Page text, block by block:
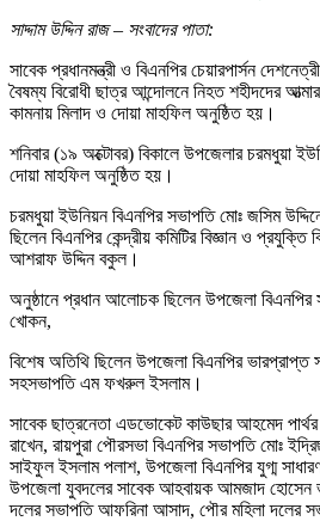
সাদ্দাম উদ্দিন রাজ – সংবাদের পাতা:
সাবেক প্রধানমন্ত্রী ও বিএনপির চেয়ারপার্সন
বৈষম্য বিরোধী ছাত্র আন্দোলনে নিহত শহীদদের
কামনায় মিলাদ ও দোয়া মাহফিল অনুষ্ঠিত হয়।
শনিবার (১৯ অক্টোবর) বিকালে উপজেলার চরমধুয়া
দোয়া মাহফিল অনুষ্ঠিত হয়।
চরমধুয়া ইউনিয়ন বিএনপির সভাপতি মোঃ জসিম
ছিলেন বিএনপির কেন্দ্রীয় কমিটির বিজ্ঞান ও প্রযুক্তি
আশরাফ উদ্দিন বকুল।
অনুষ্ঠানে প্রধান আলোচক ছিলেন উপজেলা বিএনপির
খোকন,
বিশেষ অতিথি ছিলেন উপজেলা বিএনপির
সহসভাপতি এম ফখরুল ইসলাম।
সাবেক ছাত্রনেতা এডভোকেট কাউছার আহমেদ
রাখেন, রায়পুরা পৌরসভা বিএনপির সভাপতি মোঃ
সাইফুল ইসলাম পলাশ, উপজেলা বিএনপির যুগ্ম সাধারণ
উপজেলা যুবদলের সাবেক আহবায়ক আমজাদ হোসেন
দলের সভাপতি আফরিনা আসাদ, পৌর মহিলা দলের